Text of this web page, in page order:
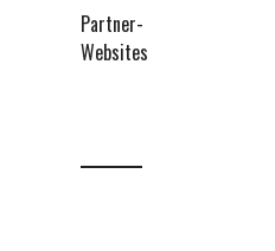
Partner-
Websites